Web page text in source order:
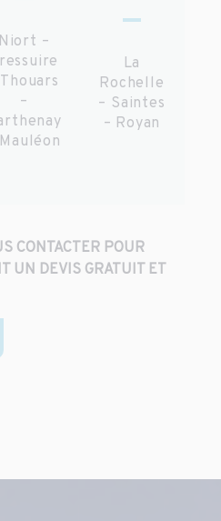
Niort –
–
La
Rochelle
– Saintes
– Royan
CONTACTER POUR
UN DEVIS GRATUIT ET